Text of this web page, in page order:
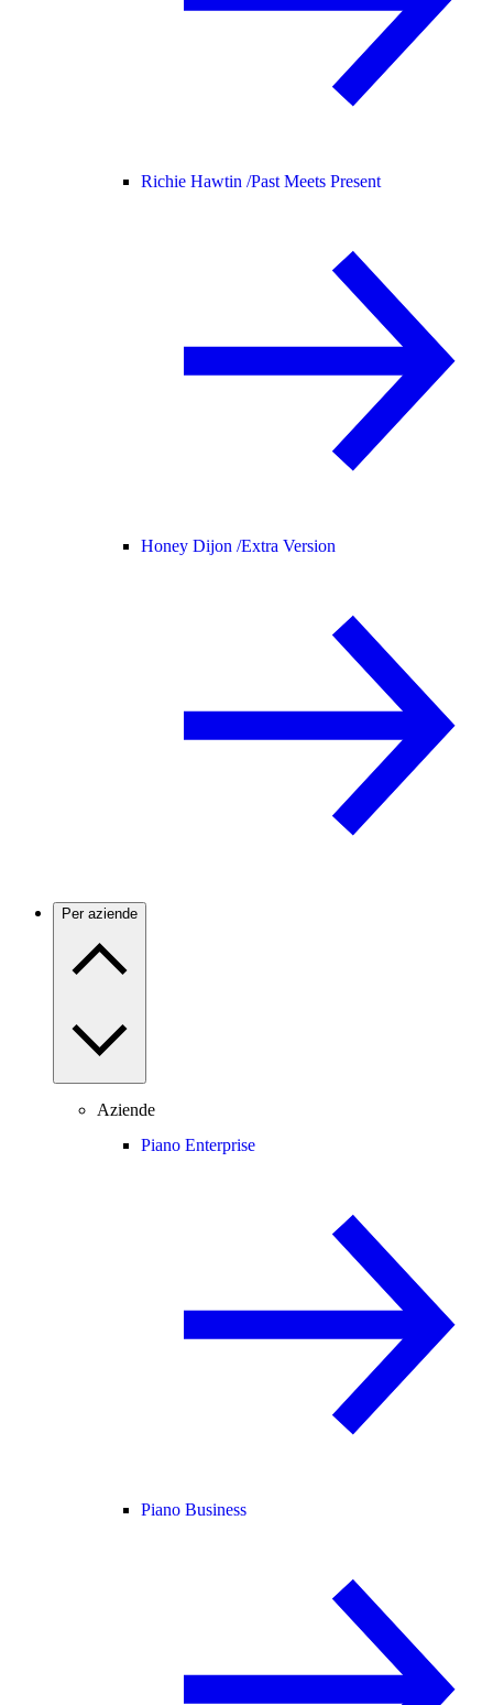
Richie Hawtin /Past Meets Present
Honey Dijon /Extra Version
Per aziende
Aziende
Piano Enterprise
Piano Business